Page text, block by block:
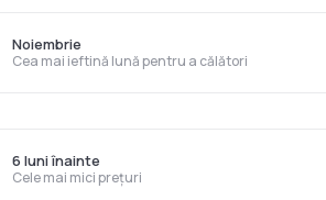
Cea mai ieftină lună pentru a călători
Noiembrie
Cele mai mici prețuri
6 luni înainte